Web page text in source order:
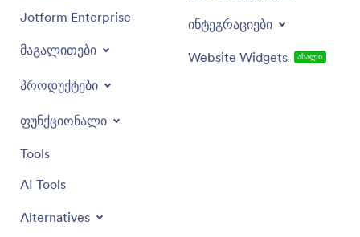
Jotform Enterprise
მაგალითები
პროდუქტები
ფუნქციონალი
Tools
AI Tools
Alternatives
ინტეგრაციები
Website Widgets ახალი